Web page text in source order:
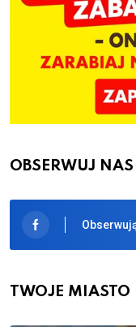
OBSERWUJ NAS
TWOJE MIASTO